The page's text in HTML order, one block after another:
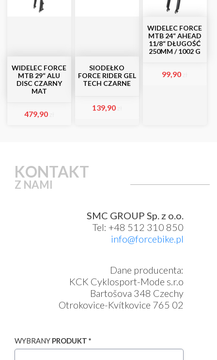
WIDELEC FORCE
MTB 29“ ALU
DISC CZARNY
MAT
479,90
SIODEŁKO
FORCE RIDER GEL
TECH CZARNE
139,90
WIDELEC FORCE
MTB 24“ AHEAD
11/8“ DŁUGOŚĆ
250MM / 1002 G
99,90
KONTAKT
Z NAMI
SMC GROUP Sp. z o.o.
Tel: +48 512 310 850
info@forcebike.pl
Dane producenta:
KCK Cyklosport-Mode s.r.o
Bartošova 348 Czechy
Otrokovice-Kvítkovice 765 02
WYBRANY PRODUKT *